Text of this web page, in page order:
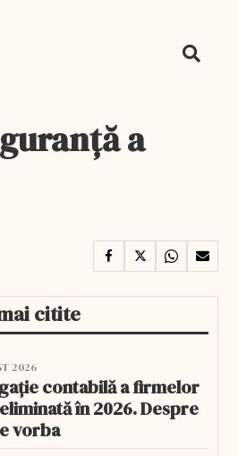
a
citite
2026
contabilă a firmelor
în 2026. Despre
vorba